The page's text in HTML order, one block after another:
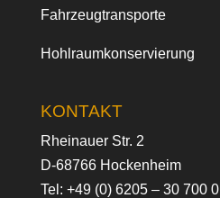
Fahrzeugtransporte
Hohlraumkonservierung
KONTAKT
Rheinauer Str. 2
D-68766 Hockenheim
Tel: +49 (0) 6205 – 30 700 0